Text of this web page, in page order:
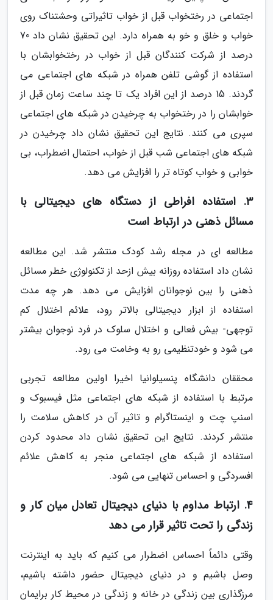
اجتماعی در رختخواب قبل از خواب تاثیراتی وحشتناک روی
خواب و خلق و خو به همراه دارد. این تحقیق نشان داد 70
درصد از شرکت کنندگان قبل از خواب در رختخوابشان با
استفاده از گوشی تلفن همراه در شبکه های اجتماعی می
گردند. 15 درصد از این افراد یک تا چند ساعت زمان قبل از
خوابشان را در رختخواب به چرخیدن در شبکه های اجتماعی
سپری می کنند. نتایج این تحقیق نشان داد چرخیدن در
شبکه های اجتماعی شب قبل از خواب، احتمال اضطراب، بی
خوابی و خواب کوتاه تر را افزایش می دهد.
3. استفاده افراطی از دستگاه های دیجیتالی با
مسائل ذهنی در ارتباط است
مطالعه ای در مجله رشد کودک منتشر شد. این مطالعه
نشان داد استفاده روزانه بیش ازحد از تکنولوژی خطر مسائل
ذهنی را بین نوجوانان افزایش می دهد. هر چه مدت
استفاده از ابزار دیجیتالی بالاتر رود، علائم اختلال کم
توجهی- بیش فعالی و اختلال سلوک در فرد نوجوان بیشتر
می شود و خودتنظیمی رو به وخامت می رود.
محققان دانشگاه پنسیلوانیا اخیرا اولین مطالعه تجربی
مرتبط با استفاده از شبکه های اجتماعی مثل فیسبوک و
اسنپ چت و اینستاگرام و تاثیر آن در کاهش سلامت را
منتشر کردند. نتایج این تحقیق نشان داد محدود کردن
استفاده از شبکه های اجتماعی منجر به کاهش علائم
افسردگی و احساس تنهایی می شود.
4. ارتباط مداوم با دنیای دیجیتال تعادل میان کار و
زندگی را تحت تاثیر قرار می دهد
وقتی دائماً احساس اضطرار می کنیم که باید به اینترنت
وصل باشیم و در دنیای دیجیتال حضور داشته باشیم،
مرزگذاری بین زندگی در خانه و زندگی در محیط کار برایمان